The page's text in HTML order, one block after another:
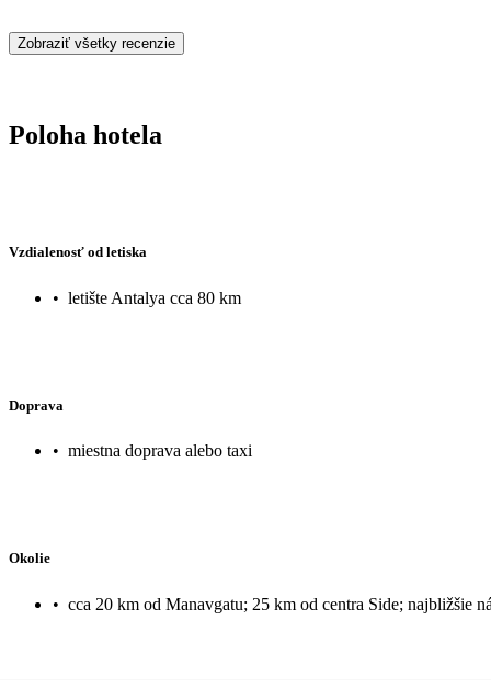
mořem a odpočinkem.
Zobraziť všetky recenzie
Poloha hotela
Vzdialenosť od letiska
• letište Antalya cca 80 km
Doprava
• miestna doprava alebo taxi
Okolie
• cca 20 km od Manavgatu; 25 km od centra Side; najbližšie